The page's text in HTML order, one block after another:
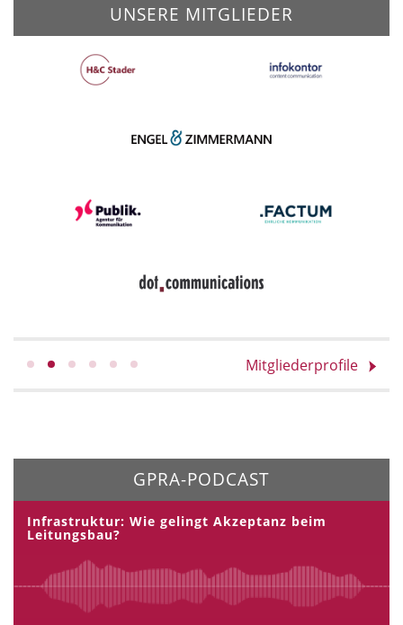
UNSERE MITGLIEDER
Mitgliederprofile
GPRA-PODCAST
Infrastruktur: Wie gelingt Akzeptanz beim
Leitungsbau?